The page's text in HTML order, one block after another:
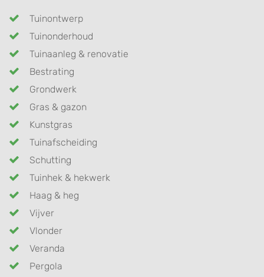
Tuinontwerp
Tuinonderhoud
Tuinaanleg & renovatie
Bestrating
Grondwerk
Gras & gazon
Kunstgras
Tuinafscheiding
Schutting
Tuinhek & hekwerk
Haag & heg
Vijver
Vlonder
Veranda
Pergola